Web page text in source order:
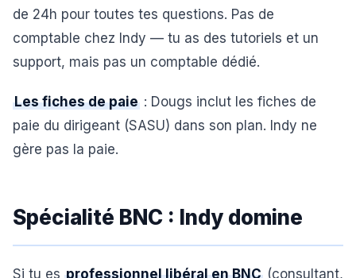
de 24h pour toutes tes questions. Pas de
comptable chez Indy — tu as des tutoriels et un
support, mais pas un comptable dédié.
Les fiches de paie : Dougs inclut les fiches de
paie du dirigeant (SASU) dans son plan. Indy ne
gère pas la paie.
Spécialité BNC : Indy domine
Si tu es professionnel libéral en BNC (consultant,